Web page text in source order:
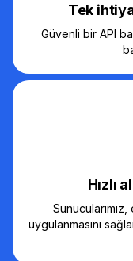
Tek
Güvenli bir API
Hızlı
uygulanmasını